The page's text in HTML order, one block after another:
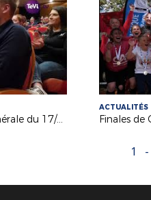
Retour sur l'assemblée générale du 17/11/2022
ACTUALITÉS
1 -